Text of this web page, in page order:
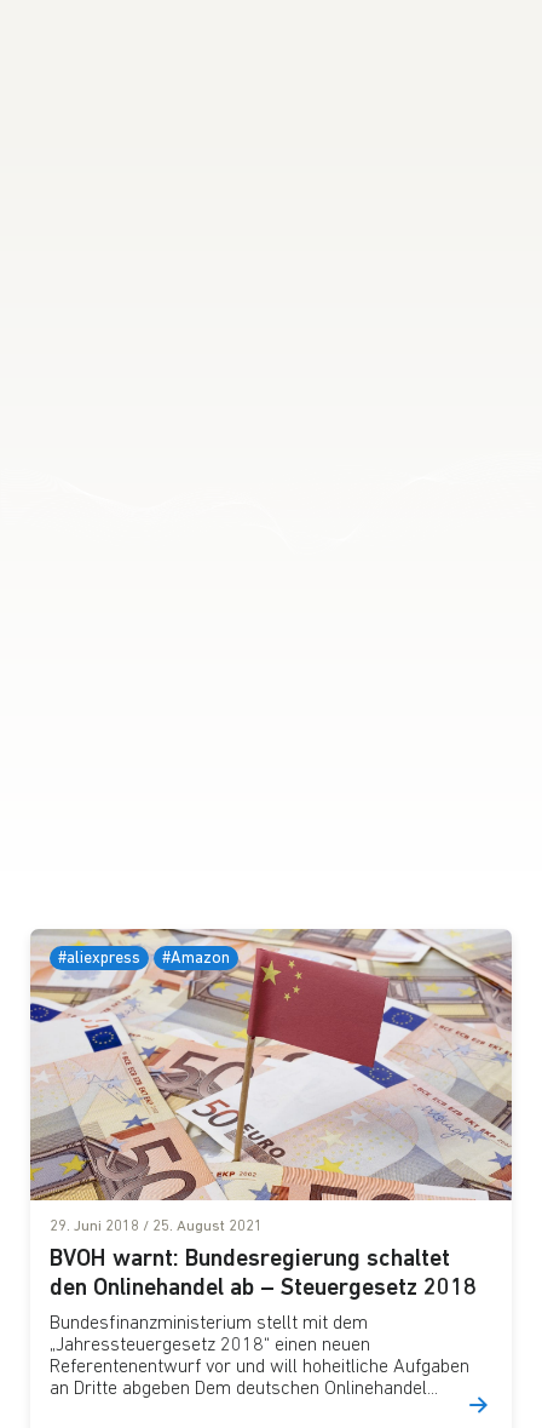
#aliexpress #Amazon
29. Juni 2018 / 25. August 2021
BVOH warnt: Bundesregierung schaltet
den Onlinehandel ab – Steuergesetz 2018
Bundesfinanzministerium stellt mit dem
„Jahressteuergesetz 2018“ einen neuen
Referentenentwurf vor und will hoheitliche Aufgaben
an Dritte abgeben Dem deutschen Onlinehandel...